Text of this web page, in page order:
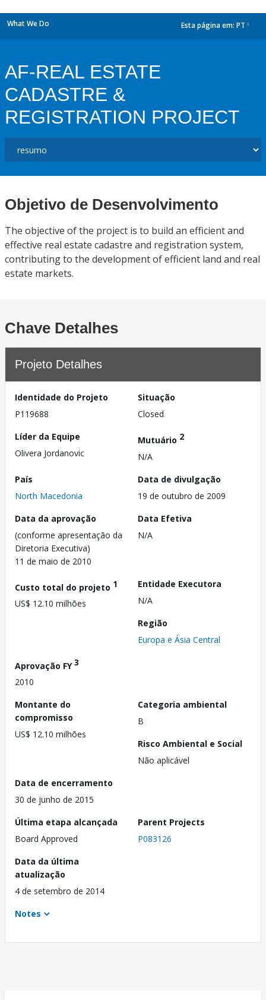
What We Do Esta página em: PT
AF-REAL ESTATE
CADASTRE &
REGISTRATION PROJECT
Objetivo de Desenvolvimento
The objective of the project is to build an efficient and
effective real estate cadastre and registration system,
contributing to the development of efficient land and real
estate markets.
Chave Detalhes
Projeto Detalhes
Identidade do Projeto
P119688
Situação
Closed
Líder da Equipe
Olivera Jordanovic
Mutuário 2
N/A
País
North Macedonia
Data de divulgação
19 de outubro de 2009
Data da aprovação
(conforme apresentação da
Diretoria Executiva)
11 de maio de 2010
Data Efetiva
N/A
Custo total do projeto 1
US$ 12.10 milhões
Entidade Executora
N/A
Região
Europa e Ásia Central
Aprovação FY3
2010
Montante do
compromisso
US$ 12.10 milhões
Categoria ambiental
B
Risco Ambiental e Social
Não aplicável
Data de encerramento
30 de junho de 2015
Última etapa alcançada
Board Approved
Parent Projects
P083126
Data da última
atualização
4 de setembro de 2014
Notes